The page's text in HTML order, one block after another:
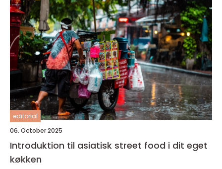
editorial
06. October 2025
Introduktion til asiatisk street food i dit eget
køkken